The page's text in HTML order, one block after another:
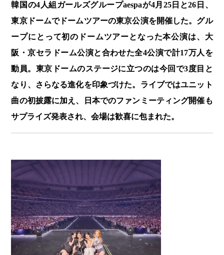
韓国の4人組ガールズグループaespaが4月25日と26日、
東京ドームでドームツアーの東京公演を開催した。グル
ープにとって初のドームツアーとなった本公演は、大
阪・京セラドーム公演と合わせた全4公演で計17万人を
動員。東京ドームのステージに立つのは今回で3度目と
なり、さらなる進化を印象づけた。ライブではユニット
曲の初披露に加え、日本でのファンミーティング開催も
サプライズ発表され、会場は歓喜に包まれた。